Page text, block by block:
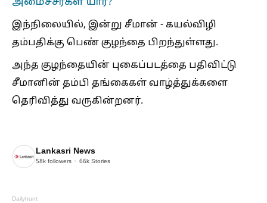
இந்நிலையில், இன்று சீமான் - கயல்விழி
தம்பதிக்கு பெண் குழந்தை பிறந்துள்ளது.
அந்த குழந்தையின் புகைப்படத்தை பதிவிட்டு
சீமானின் தம்பி தங்கைகள் வாழ்த்துக்களை
தெரிவித்து வருகின்றனர்.
Lankasri News
58k followers 66k Stories
Dailyhunt